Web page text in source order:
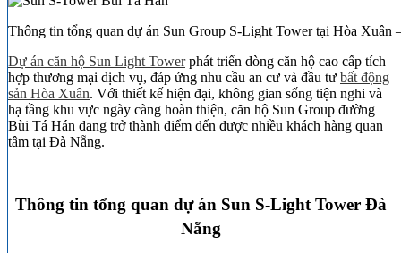
Thông tin tổng quan dự án Sun Group S-Light Tower tại Hòa Xuân
Dự án căn hộ Sun Light Towerphát triển dòng căn hộ cao cấp tích
hợp thương mại dịch vụ, đáp ứng nhu cầu an cư và đầu tư bất động
sản Hòa Xuân. Với thiết kế hiện đại, không gian sống tiện nghi và
hạ tầng khu vực ngày càng hoàn thiện, căn hộ Sun Group đường
Bùi Tá Hán đang trở thành điểm đến được nhiều khách hàng quan
tâm tại Đà Nẵng.
Thông tin tổng quan dự án Sun S-Light Tower Đà
Nẵng